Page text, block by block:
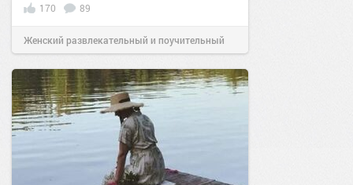
170 89
Женский развлекательный и поучительный
сайт.17:5119 сен 2019